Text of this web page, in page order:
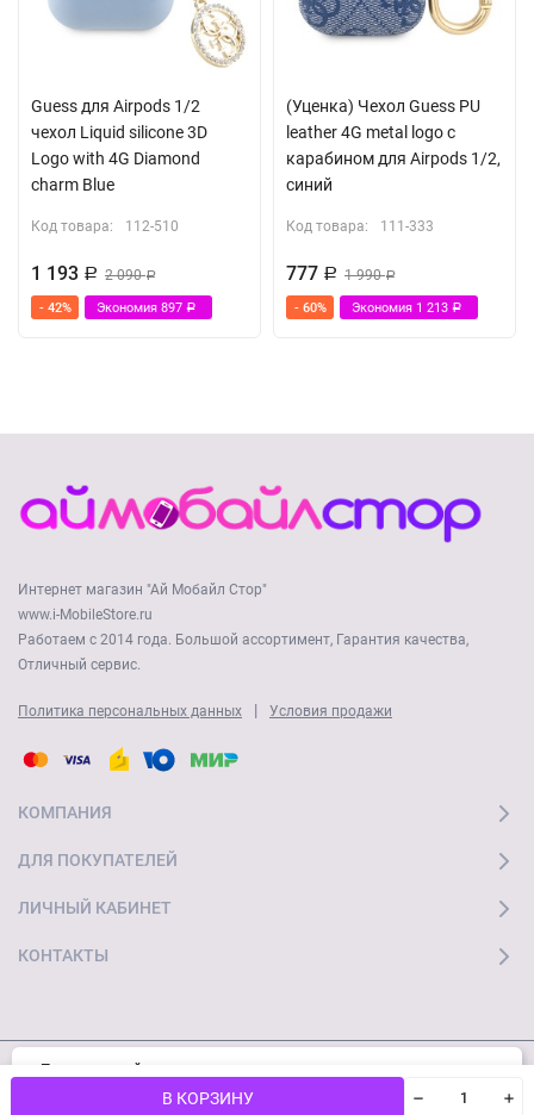
В КОРЗИНУ
Guess для Airpods 1/2
чехол Liquid silicone 3D
Logo with 4G Diamond
charm Blue
Код товара: 112-510
1 193 Р 2 090Р
- 42% Экономия 897 Р
(Уценка) Чехол Guess PU
leather 4G metal logo с
карабином для Airpods 1/2,
синий
Код товара: 111-333
777 Р 1 990Р
- 60% Экономия 1 213 Р
Интернет магазин "Ай Мобайл Стор"
www.i-MobileStore.ru
Работаем с 2014 года. Большой ассортимент, Гарантия качества,
Отличный сервис.
Политика персональных данных | Условия продажи
КОМПАНИЯ
ДЛЯ ПОКУПАТЕЛЕЙ
ЛИЧНЫЙ КАБИНЕТ
КОНТАКТЫ
© 2026 "Ай Мобайл Стор" Все права защищены
Пользуясь сайтом, вы соглашаетесь с
конфиденциальности.